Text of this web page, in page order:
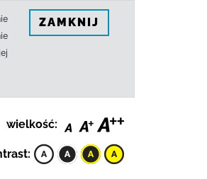
ZAMKNIJ
wielkość: